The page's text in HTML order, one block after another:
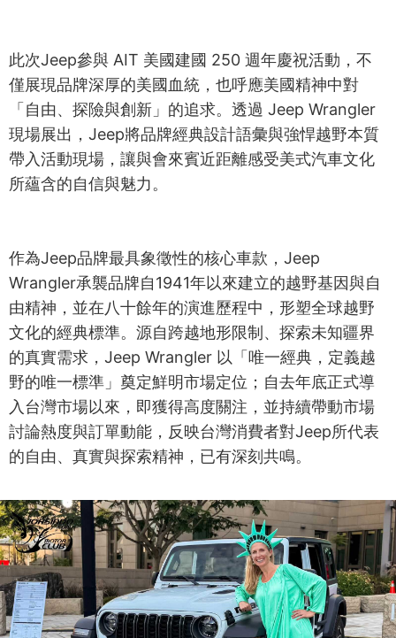
此次Jeep參與 AIT 美國建國 250 週年慶祝活動，不
僅展現品牌深厚的美國血統，也呼應美國精神中對
「自由、探險與創新」的追求。透過 Jeep Wrangler
現場展出，Jeep將品牌經典設計語彙與強悍越野本質
帶入活動現場，讓與會來賓近距離感受美式汽車文化
所蘊含的自信與魅力。
作為Jeep品牌最具象徵性的核心車款，Jeep
Wrangler承襲品牌自1941年以來建立的越野基因與自
由精神，並在八十餘年的演進歷程中，形塑全球越野
文化的經典標準。源自跨越地形限制、探索未知疆界
的真實需求，Jeep Wrangler 以「唯一經典，定義越
野的唯一標準」奠定鮮明市場定位；自去年底正式導
入台灣市場以來，即獲得高度關注，並持續帶動市場
討論熱度與訂單動能，反映台灣消費者對Jeep所代表
的自由、真實與探索精神，已有深刻共鳴。